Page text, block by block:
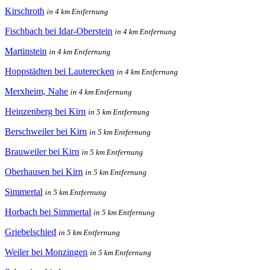
Kirschroth in 4 km Entfernung
Fischbach bei Idar-Oberstein in 4 km Entfernung
Martinstein in 4 km Entfernung
Hoppstädten bei Lauterecken in 4 km Entfernung
Merxheim, Nahe in 4 km Entfernung
Heinzenberg bei Kirn in 5 km Entfernung
Berschweiler bei Kirn in 5 km Entfernung
Brauweiler bei Kirn in 5 km Entfernung
Oberhausen bei Kirn in 5 km Entfernung
Simmertal in 5 km Entfernung
Horbach bei Simmertal in 5 km Entfernung
Griebelschied in 5 km Entfernung
Weiler bei Monzingen in 5 km Entfernung